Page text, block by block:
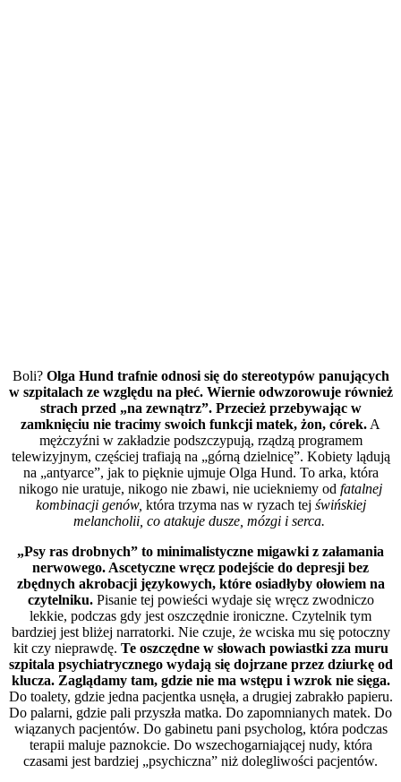
Boli? Olga Hund trafnie odnosi się do stereotypów panujących
w szpitalach ze względu na płeć. Wiernie odwzorowuje również
strach przed „na zewnątrz”. Przecież przebywając w
zamknięciu nie tracimy swoich funkcji matek, żon, córek. A
mężczyźni w zakładzie podszczypują, rządzą programem
telewizyjnym, częściej trafiają na „górną dzielnicę”. Kobiety lądują
na „antyarce”, jak to pięknie ujmuje Olga Hund. To arka, która
nikogo nie uratuje, nikogo nie zbawi, nie uciekniemy od fatalnej
kombinacji genów, która trzyma nas w ryzach tej świńskiej
melancholii, co atakuje dusze, mózgi i serca.
„Psy ras drobnych” to minimalistyczne migawki z załamania
nerwowego. Ascetyczne wręcz podejście do depresji bez
zbędnych akrobacji językowych, które osiadłyby ołowiem na
czytelniku.Pisanie tej powieści wydaje się wręcz zwodniczo
lekkie, podczas gdy jest oszczędnie ironiczne. Czytelnik tym
bardziej jest bliżej narratorki. Nie czuje, że wciska mu się potoczny
kit czy nieprawdę. Te oszczędne w słowach powiastki zza muru
szpitala psychiatrycznego wydają się dojrzane przez dziurkę od
klucza. Zaglądamy tam, gdzie nie ma wstępu i wzrok nie sięga.
Do toalety, gdzie jedna pacjentka usnęła, a drugiej zabrakło papieru.
Do palarni, gdzie pali przyszła matka. Do zapomnianych matek. Do
wiązanych pacjentów. Do gabinetu pani psycholog, która podczas
terapii maluje paznokcie. Do wszechogarniającej nudy, która
czasami jest bardziej „psychiczna” niż dolegliwości pacjentów.